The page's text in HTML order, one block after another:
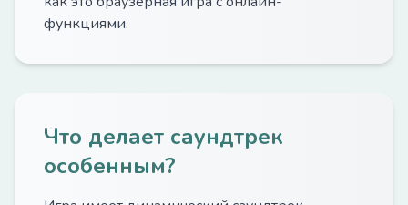
функциями.
Что делает саундтрек
особенным?